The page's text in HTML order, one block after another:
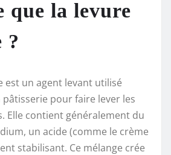
que la levure
?
est un agent levant utilisé
pour faire lever les
Elle contient généralement du
un acide (comme le crème
stabilisant. Ce mélange crée